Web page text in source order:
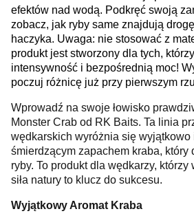
efektów nad wodą. Podkręć swoją
zobacz, jak ryby same znajdują
haczyka. Uwaga: nie stosować z
produkt jest stworzony dla tych,
intensywność i bezpośrednią moc!
poczuj różnicę już przy pierwszym
Wprowadź na swoje łowisko
Monster Crab od RK Baits. Ta linia
wędkarskich wyróżnia się wyjątkowo
śmierdzącym zapachem kraba, który
ryby. To produkt dla wędkarzy,
siła natury to klucz do sukcesu.
Wyjątkowy Aromat Kraba